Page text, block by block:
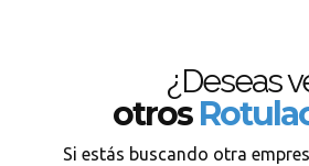
¿Deseas
otros
Si estás buscando otra